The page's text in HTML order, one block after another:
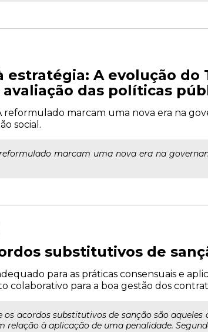
estratégia: A evolução do
das políticas
reformulado marcam uma nova era na
social.
marcam uma nova era na
substitutivos de
para as práticas consensuais e
colaborativo para a boa gestão dos
os acordos substitutivos de sanção são
à aplicação de uma penalidade.